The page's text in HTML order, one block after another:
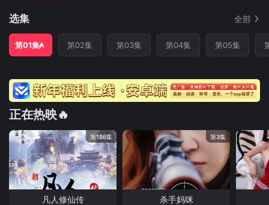
选集 全部
第01集 第02集 第03集 第04集 第05集
正在热映🔥
第186集
凡人修仙传
第3集
杀手妈咪